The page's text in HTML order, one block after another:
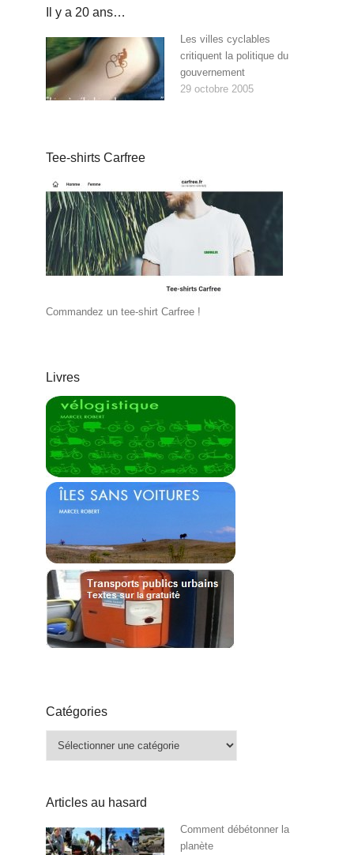
Il y a 20 ans…
Les villes cyclables
critiquent la politique du
gouvernement
29 octobre 2005
Tee-shirts Carfree
Commandez un tee-shirt Carfree !
Livres
Catégories
Articles au hasard
Comment débétonner la
planète